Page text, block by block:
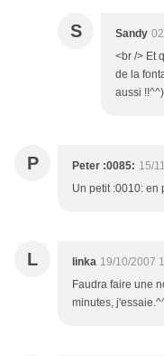
S Sandy
<br /> Et
de la
aussi
P Peter :0085: 15/
Un petit :0010: en
L linka 19/10/2007
Faudra faire une
minutes,